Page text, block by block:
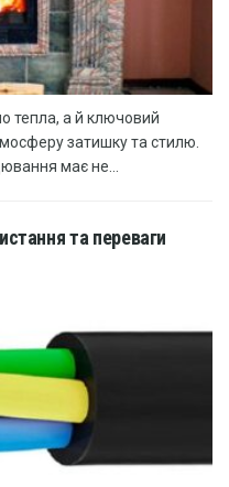
тепла, а й ключовий
затишку та стилю.
має не...
та переваги